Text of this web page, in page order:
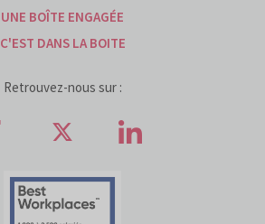
UNE BOÎTE ENGAGÉE
C'EST DANS LA BOITE
Retrouvez-nous sur :
Retrouvez-nous sur
Retrouvez-nous
Retrouvez-